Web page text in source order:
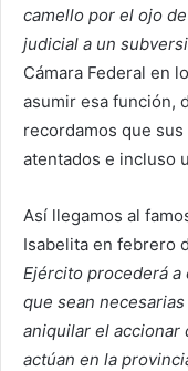
camello por el ojo
judicial a un
Cámara Federal en
asumir esa función,
recordamos que
atentados e incluso
Así llegamos al
Isabelita en febrero
Ejército procederá
que sean
aniquilar el accionar
actúan en la